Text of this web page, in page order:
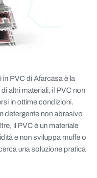
PVC di Afarcasa è la
altri materiali, il PVC non
in ottime condizioni.
detergente non abrasivo
il PVC è un materiale
e non sviluppa muffe o
una soluzione pratica